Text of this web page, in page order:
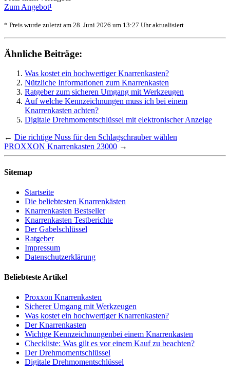
Zum Angebot¹
* Preis wurde zuletzt am 28. Juni 2026 um 13:27 Uhr aktualisiert
Ähnliche Beiträge:
Was kostet ein hochwertiger Knarrenkasten?
Nützliche Informationen zum Knarrenkasten
Ratgeber zum sicheren Umgang mit Werkzeugen
Auf welche Kennzeichnungen muss ich bei einem
Knarrenkasten achten?
Digitale Drehmomentschlüssel mit elektronischer Anzeige
← Die richtige Nuss für den Schlagschrauber wählen
PROXXON Knarrenkasten 23000 →
Sitemap
Startseite
Die beliebtesten Knarrenkästen
Knarrenkasten Bestseller
Knarrenkasten Testberichte
Der Gabelschlüssel
Ratgeber
Impressum
Datenschutzerklärung
Beliebteste Artikel
Proxxon Knarrenkasten
Sicherer Umgang mit Werkzeugen
Was kostet ein hochwertiger Knarrenkasten?
Der Knarrenkasten
Wichtge Kennzeichnungenbei einem Knarrenkasten
Checkliste: Was gilt es vor einem Kauf zu beachten?
Der Drehmomentschlüssel
Digitale Drehmomentschlüssel